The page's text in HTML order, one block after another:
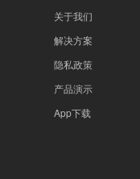
关于我们
解决方案
隐私政策
产品演示
App下载